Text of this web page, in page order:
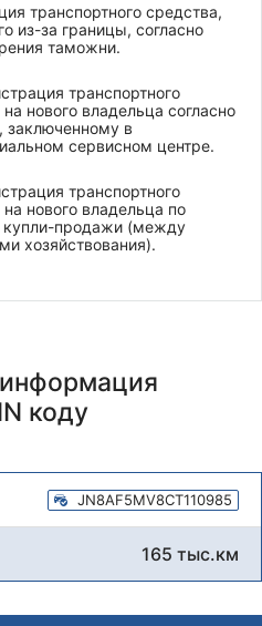
транспортного средства,
из-за границы, согласно
таможни.
транспортного
нового владельца согласно
заключенному в
сервисном центре.
транспортного
нового владельца по
купли-продажи (между
хозяйствования).
коду
JN8AF5MV8CT110985
165 тыс.км